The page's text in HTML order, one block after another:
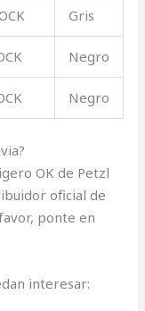
Gris
Negro
Negro
OK de Petzl
oficial de
ponte en
interesar: